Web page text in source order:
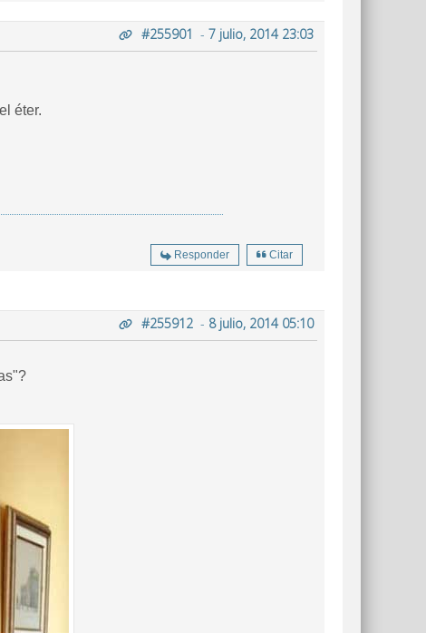
#255901 - 7 julio, 2014 23:03
éter.
Responder Citar
#255912 - 8 julio, 2014 05:10